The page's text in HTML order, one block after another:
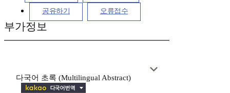
공유하기 오류접수
부가정보
다국어 초록 (Multilingual Abstract)